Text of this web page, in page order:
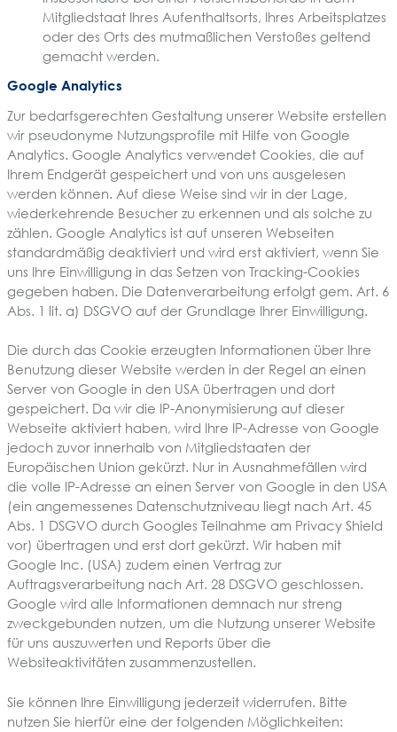
Mitgliedstaat Ihres Aufenthaltsorts, Ihres Arbeitsplatzes
oder des Orts des mutmaßlichen Verstoßes geltend
gemacht werden.
Google Analytics
Zur bedarfsgerechten Gestaltung unserer Website erstellen
wir pseudonyme Nutzungsprofile mit Hilfe von Google
Analytics. Google Analytics verwendet Cookies, die auf
Ihrem Endgerät gespeichert und von uns ausgelesen
werden können. Auf diese Weise sind wir in der Lage,
wiederkehrende Besucher zu erkennen und als solche zu
zählen. Google Analytics ist auf unseren Webseiten
standardmäßig deaktiviert und wird erst aktiviert, wenn Sie
uns Ihre Einwilligung in das Setzen von Tracking-Cookies
gegeben haben. Die Datenverarbeitung erfolgt gem. Art. 6
Abs. 1 lit. a) DSGVO auf der Grundlage Ihrer Einwilligung.
Die durch das Cookie erzeugten Informationen über Ihre
Benutzung dieser Website werden in der Regel an einen
Server von Google in den USA übertragen und dort
gespeichert. Da wir die IP-Anonymisierung auf dieser
Webseite aktiviert haben, wird Ihre IP-Adresse von Google
jedoch zuvor innerhalb von Mitgliedstaaten der
Europäischen Union gekürzt. Nur in Ausnahmefällen wird
die volle IP-Adresse an einen Server von Google in den USA
(ein angemessenes Datenschutzniveau liegt nach Art. 45
Abs. 1 DSGVO durch Googles Teilnahme am Privacy Shield
vor) übertragen und erst dort gekürzt. Wir haben mit
Google Inc. (USA) zudem einen Vertrag zur
Auftragsverarbeitung nach Art. 28 DSGVO geschlossen.
Google wird alle Informationen demnach nur streng
zweckgebunden nutzen, um die Nutzung unserer Website
für uns auszuwerten und Reports über die
Websiteaktivitäten zusammenzustellen.
Sie können Ihre Einwilligung jederzeit widerrufen. Bitte
nutzen Sie hierfür eine der folgenden Möglichkeiten: